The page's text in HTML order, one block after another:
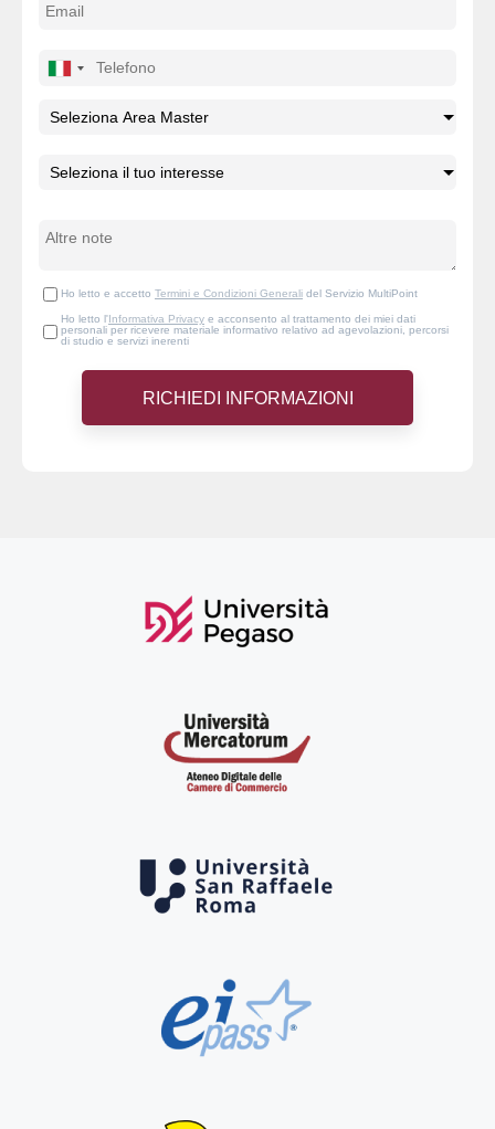
Ho letto e accetto Termini e Condizioni Generali del Servizio MultiPoint
Ho letto l'Informativa Privacy e acconsento al trattamento dei miei dati
personali per ricevere materiale informativo relativo ad agevolazioni, percorsi
di studio e servizi inerenti